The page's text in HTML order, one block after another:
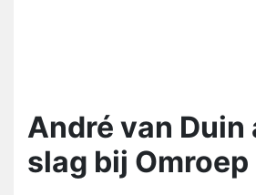
André van Duin
slag bij Omroep